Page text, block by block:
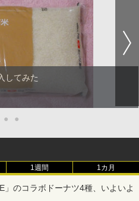
してみた
● ●
1週間 1カ月
」のコラボドーナツ4種、いよいよ